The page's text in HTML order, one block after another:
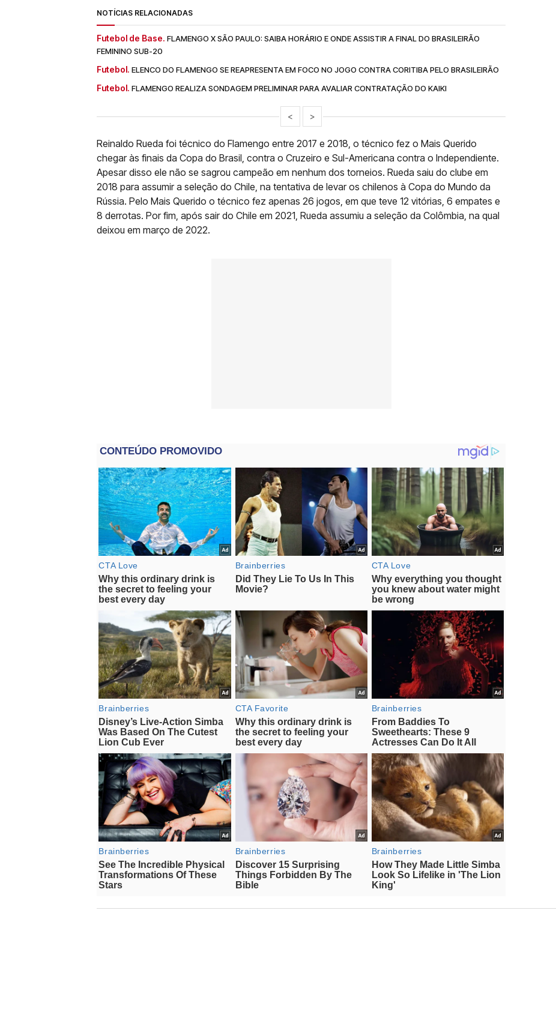
NOTÍCIAS RELACIONADAS
Futebol de Base. FLAMENGO X SÃO PAULO: SAIBA HORÁRIO E ONDE ASSISTIR A FINAL DO BRASILEIRÃO
FEMININO SUB-20
Futebol. ELENCO DO FLAMENGO SE REAPRESENTA EM FOCO NO JOGO CONTRA CORITIBA PELO BRASILEIRÃO
Futebol. FLAMENGO REALIZA SONDAGEM PRELIMINAR PARA AVALIAR CONTRATAÇÃO DO KAIKI
< >
Reinaldo Rueda foi técnico do Flamengo entre 2017 e 2018, o técnico fez o Mais Querido
chegar às finais da Copa do Brasil, contra o Cruzeiro e Sul-Americana contra o Independiente.
Apesar disso ele não se sagrou campeão em nenhum dos torneios. Rueda saiu do clube em
2018 para assumir a seleção do Chile, na tentativa de levar os chilenos à Copa do Mundo da
Rússia. Pelo Mais Querido o técnico fez apenas 26 jogos, em que teve 12 vitórias, 6 empates e
8 derrotas. Por fim, após sair do Chile em 2021, Rueda assumiu a seleção da Colômbia, na qual
deixou em março de 2022.